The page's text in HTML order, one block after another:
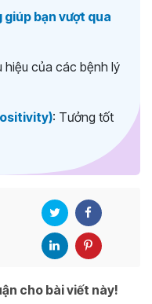
bạn vượt qua
hiệu của các bệnh lý
: Tưởng tốt
cho bài viết này!